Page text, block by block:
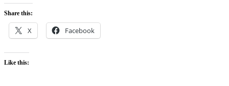
Share this:
X Facebook
Like this: